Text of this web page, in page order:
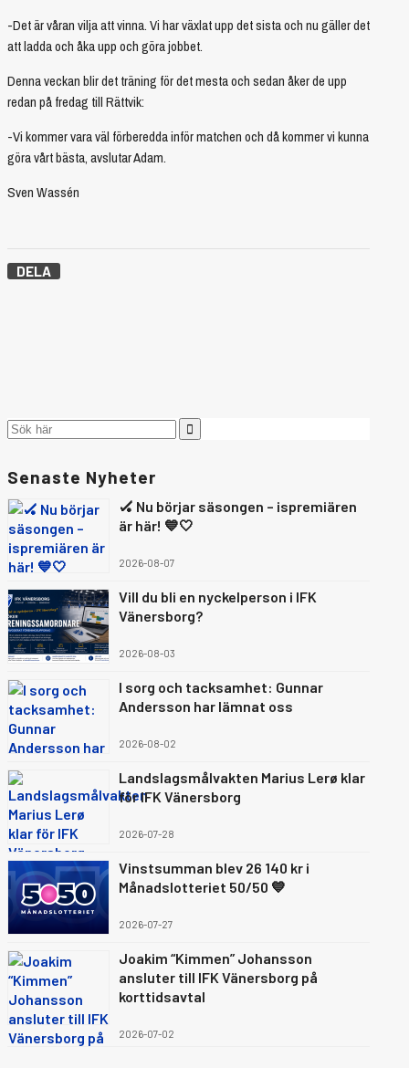
-Det är våran vilja att vinna. Vi har växlat upp det sista och nu gäller det
att ladda och åka upp och göra jobbet.
Denna veckan blir det träning för det mesta och sedan åker de upp
redan på fredag till Rättvik:
-Vi kommer vara väl förberedda inför matchen och då kommer vi kunna
göra vårt bästa, avslutar Adam.
Sven Wassén
DELA
Senaste Nyheter
🏑 Nu börjar säsongen – ispremiären
är här! 💙🤍
2026-08-07
Vill du bli en nyckelperson i IFK
Vänersborg?
2026-08-03
I sorg och tacksamhet: Gunnar
Andersson har lämnat oss
2026-08-02
Landslagsmålvakten Marius Lerø klar
för IFK Vänersborg
2026-07-28
Vinstsumman blev 26 140 kr i
Månadslotteriet 50/50 💙
2026-07-27
Joakim “Kimmen” Johansson
ansluter till IFK Vänersborg på
korttidsavtal
2026-07-02